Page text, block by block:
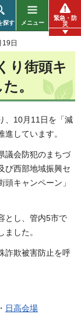
探す メニュー
緊急・防
災
日
り街頭キ
。
、10月11日を「減
しています。
議会防犯のまちづ
び西部地域振興セ
キャンペーン」
とし、管内5市で
した。
詐欺被害防止を呼
・ 日高会場